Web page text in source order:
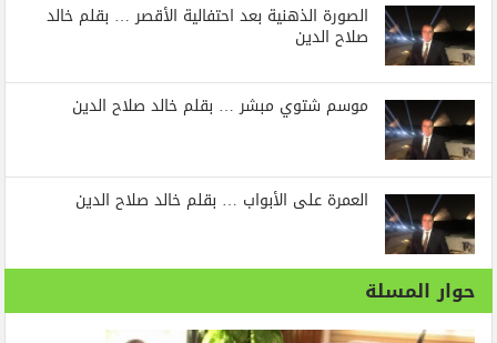
الصورة الذهنية بعد احتفالية الأقصر … بقلم خالد
صلاح الدين
موسم شتوي مبشر … بقلم خالد صلاح الدين
العمرة على الأبواب … بقلم خالد صلاح الدين
حوار المسلة